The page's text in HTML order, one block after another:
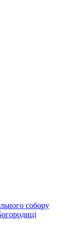
собору